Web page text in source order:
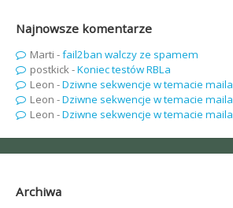
Najnowsze komentarze
Marti -fail2ban walczy ze spamem
postkick-Koniec testów RBLa
Leon -Dziwne sekwencje w temacie maila
Leon -Dziwne sekwencje w temacie maila
Leon -Dziwne sekwencje w temacie maila
Archiwa